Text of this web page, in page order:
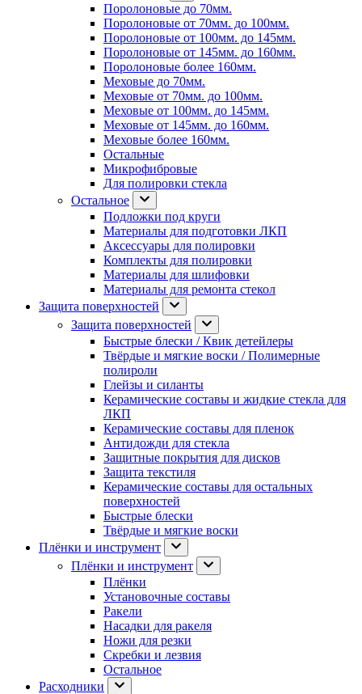
Поролоновые до 70мм.
Поролоновые от 70мм. до 100мм.
Поролоновые от 100мм. до 145мм.
Поролоновые от 145мм. до 160мм.
Поролоновые более 160мм.
Меховые до 70мм.
Меховые от 70мм. до 100мм.
Меховые от 100мм. до 145мм.
Меховые от 145мм. до 160мм.
Меховые более 160мм.
Остальные
Микрофибровые
Для полировки стекла
Остальное
Подложки под круги
Материалы для подготовки ЛКП
Аксессуары для полировки
Комплекты для полировки
Материалы для шлифовки
Материалы для ремонта стекол
Защита поверхностей
Защита поверхностей
Быстрые блески / Квик детейлеры
Твёрдые и мягкие воски / Полимерные
полироли
Глейзы и силанты
Керамические составы и жидкие стекла для
ЛКП
Керамические составы для пленок
Антидожди для стекла
Защитные покрытия для дисков
Защита текстиля
Керамические составы для остальных
поверхностей
Быстрые блески
Твёрдые и мягкие воски
Плёнки и инструмент
Плёнки и инструмент
Плёнки
Установочные составы
Ракели
Насадки для ракеля
Ножи для резки
Скребки и лезвия
Остальное
Расходники